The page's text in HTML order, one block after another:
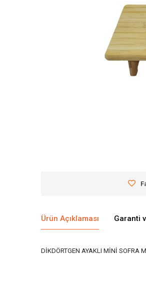
Ürün Açıklaması Garanti
DİKDÖRTGEN AYAKLI MİNİ SOFRA